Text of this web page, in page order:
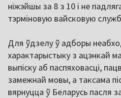
ніжэйшы за 8 з 10 і не
тэрміновую вайсковую
Для ўдзелу ў адборы
характарыстыку з ацэнкай
выпіску аб паспяховасці,
замежнай мовы, а таксама
вярнуцца ў Беларусь пасля